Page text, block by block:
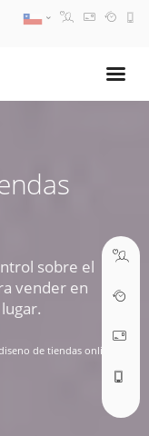
sobre el
vender en
de tiendas online
ABRIR TICKET